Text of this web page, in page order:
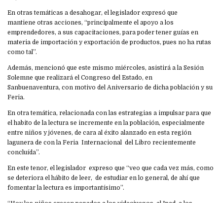
En otras temáticas a desahogar, el legislador expresó que
mantiene otras acciones, “principalmente el apoyo a los
emprendedores, a sus capacitaciones, para poder tener guías en
materia de importación y exportación de productos, pues no ha rutas
como tal”.
Además, mencionó que este mismo miércoles, asistirá a la Sesión
Solemne que realizará el Congreso del Estado, en
Sanbuenaventura, con motivo del Aniversario de dicha población y su
Feria.
En otra temática, relacionada con las estrategias a impulsar para que
el habito de la lectura se incremente en la población, especialmente
entre niños y jóvenes, de cara al éxito alanzado en esta región
lagunera de con la Feria Internacional del Libro recientemente
concluída”.
En este tenor, el legislador expreso que “veo que cada vez más, como
se deteriora el hábito de leer, de estudiar en lo general, de ahí que
fomentar la lectura es importantísimo”.